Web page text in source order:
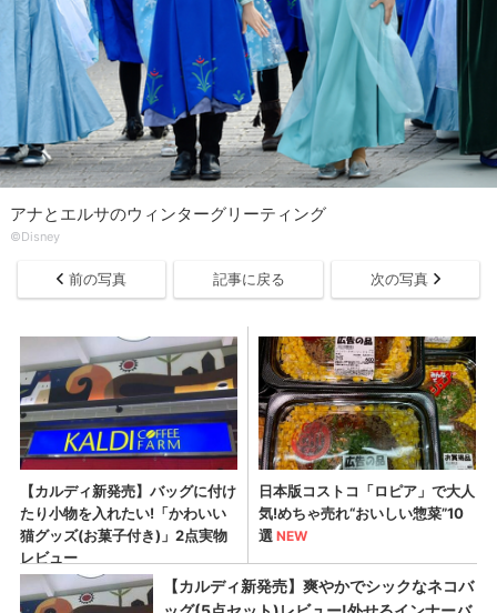
アナとエルサのウィンターグリーティング
©Disney
前の写真 記事に戻る 次の写真